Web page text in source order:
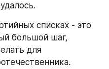
списках - это
большой шаг,
для